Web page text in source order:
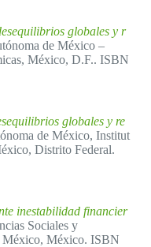
globales y r
de México –
México, D.F.. ISBN
globales y re
de México, Institut
Distrito Federal.
inestabilidad financier
Sociales y
México, México. ISBN